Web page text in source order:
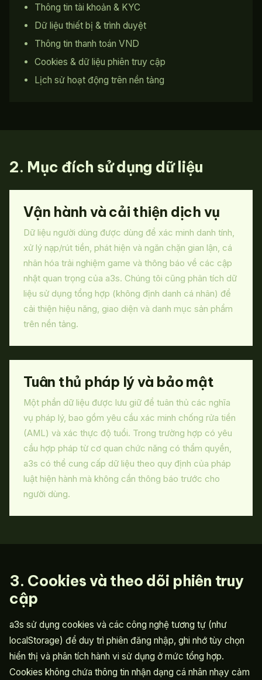
Thông tin tài khoản & KYC
Dữ liệu thiết bị & trình duyệt
Thông tin thanh toán VND
Cookies & dữ liệu phiên truy cập
Lịch sử hoạt động trên nền tảng
2. Mục đích sử dụng dữ liệu
Vận hành và cải thiện dịch vụ
Dữ liệu người dùng được dùng để xác minh danh tính,
xử lý nạp/rút tiền, phát hiện và ngăn chặn gian lận, cá
nhân hóa trải nghiệm game và thông báo về các cập
nhật quan trọng của a3s. Chúng tôi cũng phân tích dữ
liệu sử dụng tổng hợp (không định danh cá nhân) để
cải thiện hiệu năng, giao diện và danh mục sản phẩm
trên nền tảng.
Tuân thủ pháp lý và bảo mật
Một phần dữ liệu được lưu giữ để tuân thủ các nghĩa
vụ pháp lý, bao gồm yêu cầu xác minh chống rửa tiền
(AML) và xác thực độ tuổi. Trong trường hợp có yêu
cầu hợp pháp từ cơ quan chức năng có thẩm quyền,
a3s có thể cung cấp dữ liệu theo quy định của pháp
luật hiện hành mà không cần thông báo trước cho
người dùng.
3. Cookies và theo dõi phiên truy
cập
a3s sử dụng cookies và các công nghệ tương tự (như
localStorage) để duy trì phiên đăng nhập, ghi nhớ tùy chọn
hiển thị và phân tích hành vi sử dụng ở mức tổng hợp.
Cookies không chứa thông tin nhận dạng cá nhân nhạy cảm